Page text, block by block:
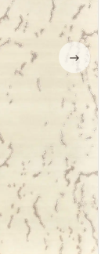
→